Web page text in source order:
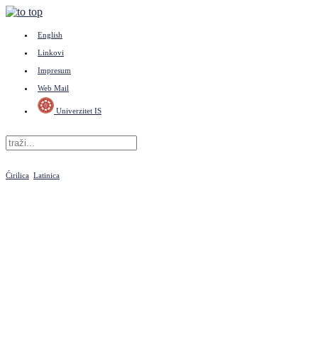
English
Linkovi
Impresum
Web Mail
Univerzitet IS
Ćirilica Latinica